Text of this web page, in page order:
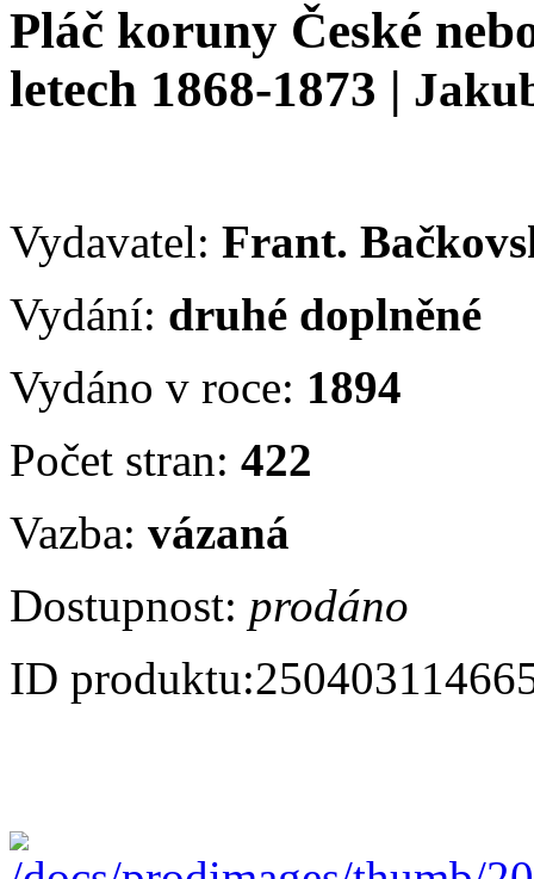
Pláč koruny České
letech 1868-1873 |
Vydavatel: Frant.
Vydání: druhé doplněné
Vydáno v roce: 1894
Počet stran: 422
Vazba: vázaná
Dostupnost: prodáno
ID produktu: